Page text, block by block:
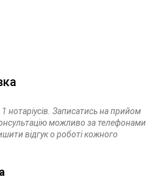
нотаріусів. Записатись на прийом
можливо за телефонами
відгук о роботі кожного